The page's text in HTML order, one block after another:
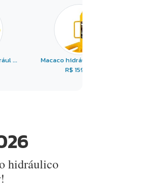
...
Macaco hidráulico tipo ...
R$ 159,99
hidráulico